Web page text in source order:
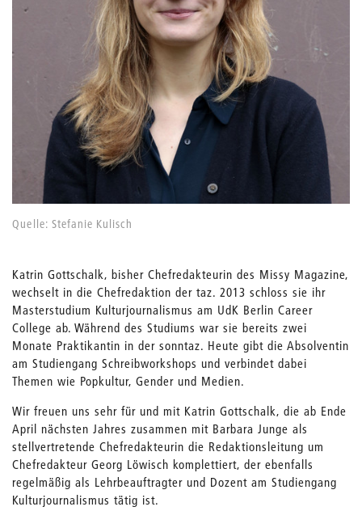
Quelle: Stefanie Kulisch
Katrin Gottschalk, bisher Chefredakteurin des Missy Magazine,
wechselt in die Chefredaktion der taz. 2013 schloss sie ihr
Masterstudium Kulturjournalismus am UdK Berlin Career
College ab. Während des Studiums war sie bereits zwei
Monate Praktikantin in der sonntaz. Heute gibt die Absolventin
am Studiengang Schreibworkshops und verbindet dabei
Themen wie Popkultur, Gender und Medien.
Wir freuen uns sehr für und mit Katrin Gottschalk, die ab Ende
April nächsten Jahres zusammen mit Barbara Junge als
stellvertretende Chefredakteurin die Redaktionsleitung um
Chefredakteur Georg Löwisch komplettiert, der ebenfalls
regelmäßig als Lehrbeauftragter und Dozent am Studiengang
Kulturjournalismus tätig ist.